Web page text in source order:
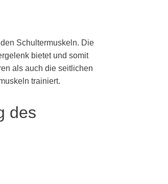
Schultermuskeln. Die
bietet und somit
als auch die seitlichen
trainiert.
des